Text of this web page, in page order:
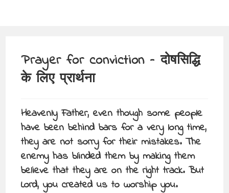
Prayer for conviction – दोषसिद्धि
के लिए प्रार्थना
Heavenly Father, even though some people
have been behind bars for a very long time,
they are not sorry for their mistakes. The
enemy has blinded them by making them
believe that they are on the right track. But
Lord, you created us to worship you.